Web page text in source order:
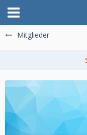
Mitglieder